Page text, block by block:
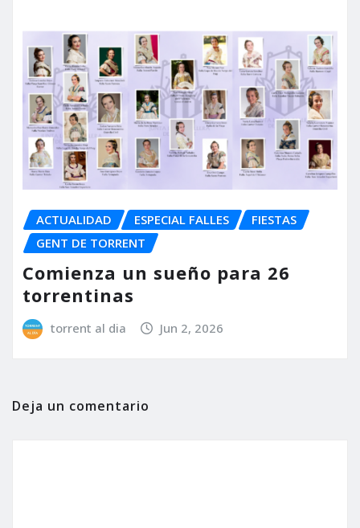
ACTUALIDAD ESPECIAL FALLES
FIESTAS
GENT DE TORRENT
Comienza un sueño para 26
torrentinas
torrent al dia Jun 2, 2026
Deja un comentario